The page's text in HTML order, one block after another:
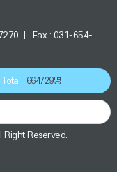
7270 | Fax : 031-654-
Total 664729명
Right Reserved.